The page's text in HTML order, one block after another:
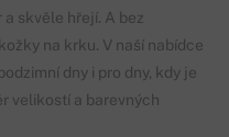
skvěle hřejí. A bez
na krku. V naší nabídce
dny i pro dny, kdy je
velikostí a barevných